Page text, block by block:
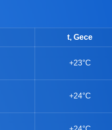
t, Gece
+23°C
+24°C